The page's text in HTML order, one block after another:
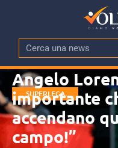
SUPERLEGA
MASCHILE
Angelo
importante
accendano
campo!”